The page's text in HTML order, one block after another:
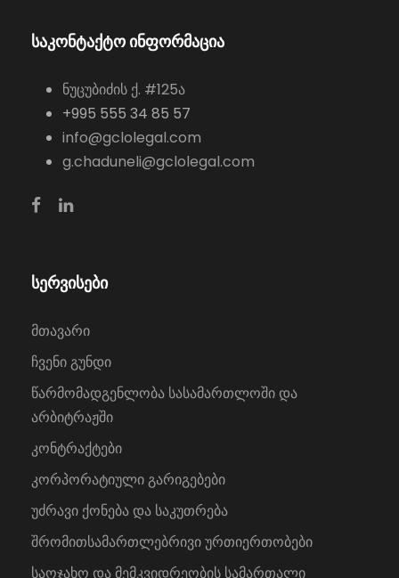
საკონტაქტო ინფორმაცია
ნუცუბიძის ქ. #125ა
+995 555 34 85 57
info@gclolegal.com
g.chaduneli@gclolegal.com
სერვისები
მთავარი
ჩვენი გუნდი
წარმომადგენლობა სასამართლოში და
არბიტრაჟში
კონტრაქტები
კორპორატიული გარიგებები
უძრავი ქონება და საკუთრება
შრომითსამართლებრივი ურთიერთობები
საოჯახო და მემკვიდრეობის სამართალი